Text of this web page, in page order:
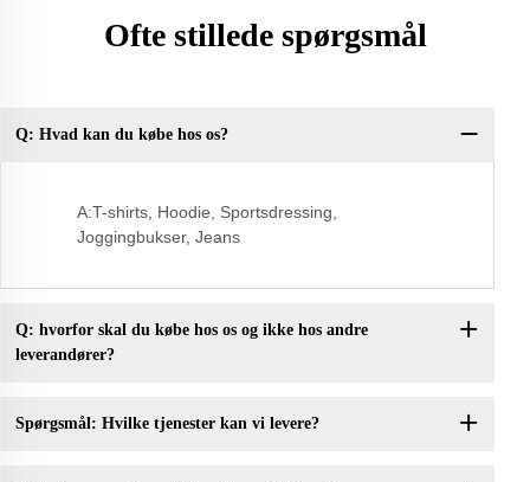
Ofte stillede spørgsmål
Q: Hvad kan du købe hos os?
A:T-shirts, Hoodie, Sportsdressing,
Joggingbukser, Jeans
Q: hvorfor skal du købe hos os og ikke hos andre
leverandører?
Spørgsmål: Hvilke tjenester kan vi levere?